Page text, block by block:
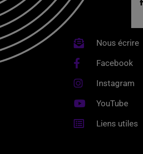
Nous écrire
Facebook
Instagram
YouTube
Liens utiles